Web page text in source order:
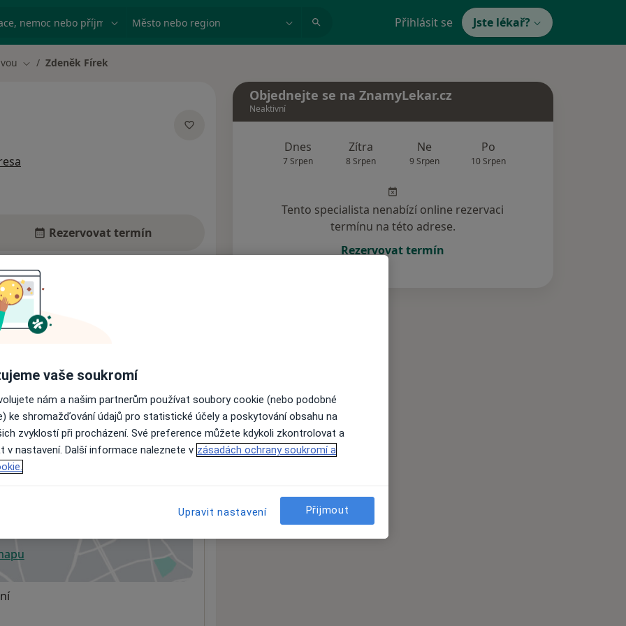
nemoc nebo příjmení Město nebo region Přihlásit se Jste lékař?
Změna města
Zdeněk Fírek
Rezervovat termín
nejsou k dispozici
informace o svých službách.
v nové záložce
Objednejte se na ZnamyLekar.cz
Neaktivní
Dnes
7 Srpen
Zítra
8 Srpen
Ne
9 Srpen
Po
10 Srpen
Tento specialista nenabízí online rezervaci
termínu na této adrese.
Rezervovat termín
vaše soukromí
nám a našim partnerům používat soubory cookie (nebo podobné
ke shromažďování údajů pro statistické účely a poskytování obsahu na
zvyklostí při procházení. Své preference můžete kdykoli zkontrolovat a
v nastavení. Další informace naleznete v zásadách ochrany soukromí a
Upravit nastavení Přijmout